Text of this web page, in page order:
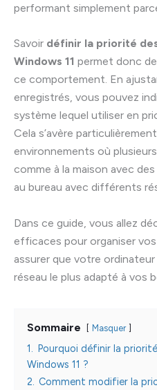
performant simplement
Savoir définir la priorité
Windows 11 permet donc
ce comportement. En
enregistrés, vous pouvez
système lequel utiliser en
Cela s’avère
environnements où
comme à la maison avec
au bureau avec différents
Dans ce guide, vous allez
efficaces pour organiser
assurer que votre
réseau le plus adapté à vos
Sommaire Masquer
1. Pourquoi définir la
Windows 11 ?
2. Comment modifier la